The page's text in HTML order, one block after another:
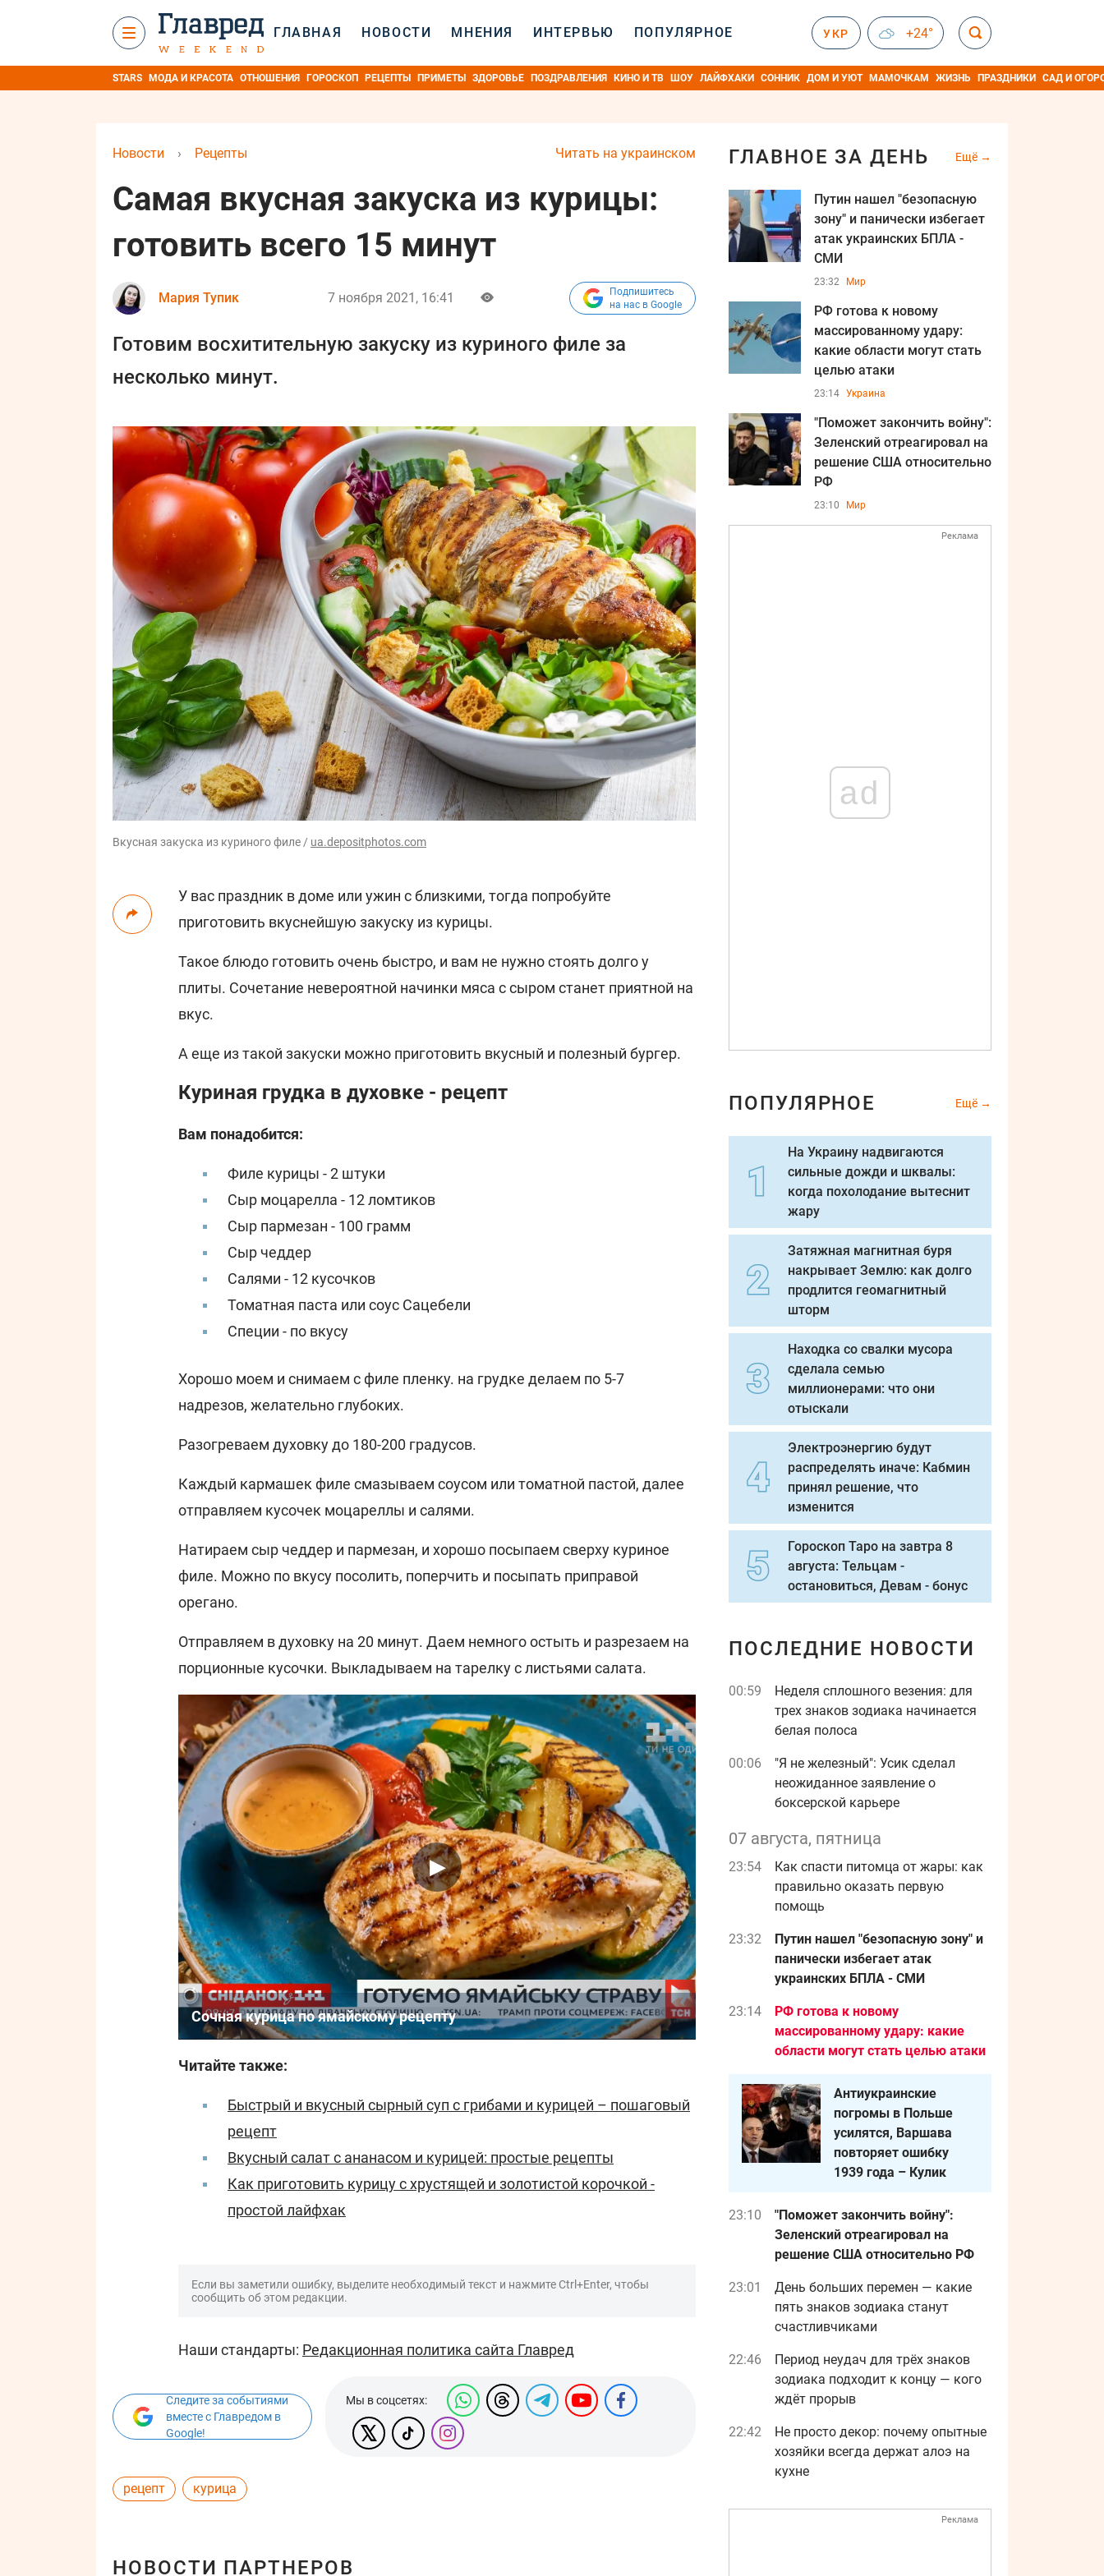
ГЛАВНАЯ НОВОСТИ МНЕНИЯ ИНТЕРВЬЮ ПОПУЛЯРНОЕ УКР +24°
STARS МОДА И КРАСОТА ОТНОШЕНИЯ ГОРОСКОП РЕЦЕПТЫ ПРИМЕТЫ ЗДОРОВЬЕ ПОЗДРАВЛЕНИЯ КИНО И ТВ ШОУ ЛАЙФХАКИ СОННИК ДОМ И УЮТ МАМОЧКАМ ЖИЗНЬ ПРАЗДНИКИ САД И
Читать на украинском
Новости › Рецепты
Самая вкусная закуска из курицы:
готовить всего 15 минут
Мария Тупик 7 ноября 2021, 16:41
Подпишитесь
на нас в Google
Готовим восхитительную закуску из куриного филе за
несколько минут.
Вкусная закуска из куриного филе / ua.depositphotos.com
У вас праздник в доме или ужин с близкими, тогда попробуйте
приготовить вкуснейшую закуску из курицы.
Такое блюдо готовить очень быстро, и вам не нужно стоять долго у
плиты. Сочетание невероятной начинки мяса с сыром станет приятной на
вкус.
А еще из такой закуски можно приготовить вкусный и полезный бургер.
Куриная грудка в духовке - рецепт
Вам понадобится:
Филе курицы - 2 штуки
Сыр моцарелла - 12 ломтиков
Сыр пармезан - 100 грамм
Сыр чеддер
Салями - 12 кусочков
Томатная паста или соус Сацебели
Специи - по вкусу
Хорошо моем и снимаем с филе пленку. на грудке делаем по 5-7
надрезов, желательно глубоких.
Разогреваем духовку до 180-200 градусов.
Каждый кармашек филе смазываем соусом или томатной пастой, далее
отправляем кусочек моцареллы и салями.
Натираем сыр чеддер и пармезан, и хорошо посыпаем сверху куриное
филе. Можно по вкусу посолить, поперчить и посыпать приправой
орегано.
Отправляем в духовку на 20 минут. Даем немного остыть и разрезаем на
порционные кусочки. Выкладываем на тарелку с листьями салата.
Сочная курица по ямайскому рецепту
Читайте также:
Быстрый и вкусный сырный суп с грибами и курицей – пошаговый
рецепт
Вкусный салат с ананасом и курицей: простые рецепты
Как приготовить курицу с хрустящей и золотистой корочкой -
простой лайфхак
Если вы заметили ошибку, выделите необходимый текст и нажмите Ctrl+Enter, чтобы
сообщить об этом редакции.
Наши стандарты: Редакционная политика сайта Главред
Следите за событиями
вместе с Главредом в
Google!
Мы в соцсетях:
рецепт курица
НОВОСТИ ПАРТНЕРОВ
ГЛАВНОЕ ЗА ДЕНЬ Ещё
Путин нашел "безопасную
зону" и панически избегает
атак украинских БПЛА -
СМИ
23:32 Мир
РФ готова к новому
массированному удару:
какие области могут стать
целью атаки
23:14 Украина
"Поможет закончить войну":
Зеленский отреагировал на
решение США относительно
РФ
23:10 Мир
Реклама
ad
ПОПУЛЯРНОЕ Ещё
На Украину надвигаются
сильные дожди и шквалы:
когда похолодание вытеснит
жару
Затяжная магнитная буря
накрывает Землю: как долго
продлится геомагнитный
шторм
Находка со свалки мусора
сделала семью
миллионерами: что они
отыскали
Электроэнергию будут
распределять иначе: Кабмин
принял решение, что
изменится
Гороскоп Таро на завтра 8
августа: Тельцам -
остановиться, Девам - бонус
ПОСЛЕДНИЕ НОВОСТИ
00:59
Неделя сплошного везения: для
трех знаков зодиака начинается
белая полоса
00:06
"Я не железный": Усик сделал
неожиданное заявление о
боксерской карьере
07 августа, пятница
23:54
Как спасти питомца от жары: как
правильно оказать первую
помощь
23:32
Путин нашел "безопасную зону" и
панически избегает атак
украинских БПЛА - СМИ
23:14
РФ готова к новому
массированному удару: какие
области могут стать целью атаки
Антиукраинские
погромы в Польше
усилятся, Варшава
повторяет ошибку
1939 года – Кулик
23:10
"Поможет закончить войну":
Зеленский отреагировал на
решение США относительно РФ
23:01
День больших перемен — какие
пять знаков зодиака станут
счастливчиками
22:46
Период неудач для трёх знаков
зодиака подходит к концу — кого
ждёт прорыв
22:42
Не просто декор: почему опытные
хозяйки всегда держат алоэ на
кухне
Реклама